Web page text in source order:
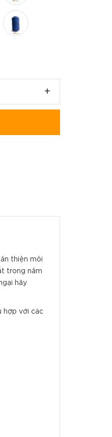
+
thiện môi
trong năm
hãy
hợp với các